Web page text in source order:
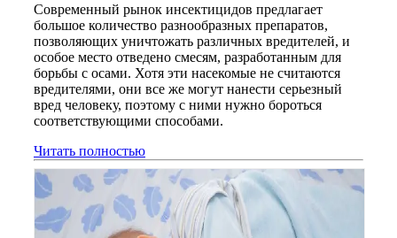
Современный рынок инсектицидов предлагает
большое количество разнообразных препаратов,
позволяющих уничтожать различных вредителей, и
особое место отведено смесям, разработанным для
борьбы с осами. Хотя эти насекомые не считаются
вредителями, они все же могут нанести серьезный
вред человеку, поэтому с ними нужно бороться
соответствующими способами.
Читать полностью